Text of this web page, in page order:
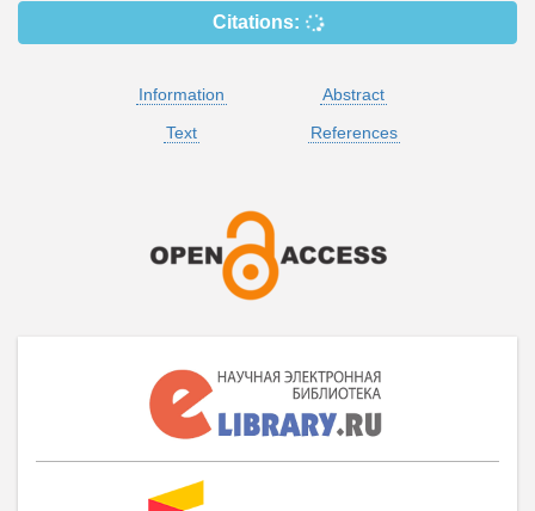
Citations:
Information
Abstract
Text
References